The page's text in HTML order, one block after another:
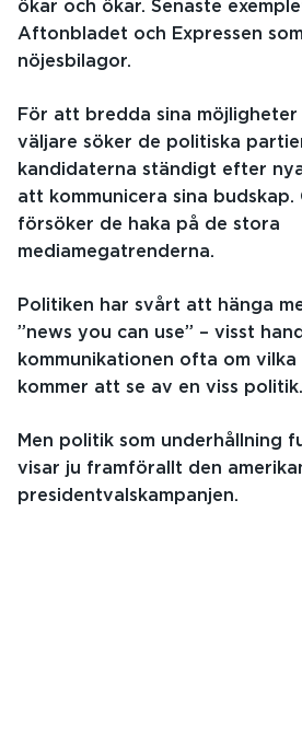
ökar och ökar. Senaste
Aftonbladet och Expressen
nöjesbilagor.
För att bredda sina
väljare söker de politiska
kandidaterna ständigt efter
att kommunicera sina budskap.
försöker de haka på de stora
mediamegatrenderna.
Politiken har svårt att hänga
”news you can use” – visst
kommunikationen ofta om
kommer att se av en viss politik.
Men politik som underhållning
visar ju framförallt den
presidentvalskampanjen.